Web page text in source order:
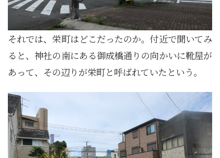
それでは、栄町はどこだったのか。付近で聞いてみ
ると、神社の南にある御成橋通りの向かいに靴屋が
あって、その辺りが栄町と呼ばれていたという。